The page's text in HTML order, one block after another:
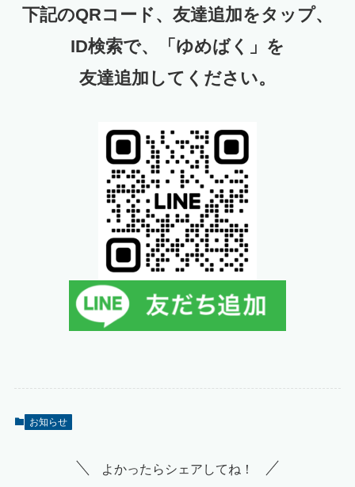
下記のQRコード、友達追加をタップ、
ID検索で、「ゆめばく」を
友達追加してください。
お知らせ
よかったらシェアしてね！